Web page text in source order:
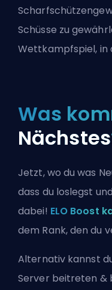
Schüsse zu
Wettkampfspiel, in
Was
Nächstes
Jetzt, wo du was
dass du loslegst
dabei! ELO Boost
dem Rank, den du
Alternativ kannst
Server beitreten &